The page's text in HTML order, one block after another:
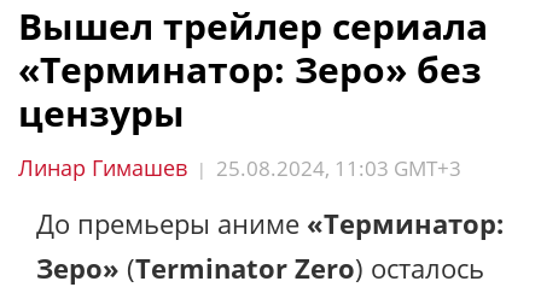
Вышел трейлер сериала
«Терминатор: Зеро» без
цензуры
Линар Гимашев | 25.08.2024, 11:03 GMT+3
До премьеры аниме «Терминатор:
Зеро» (Terminator Zero) осталось